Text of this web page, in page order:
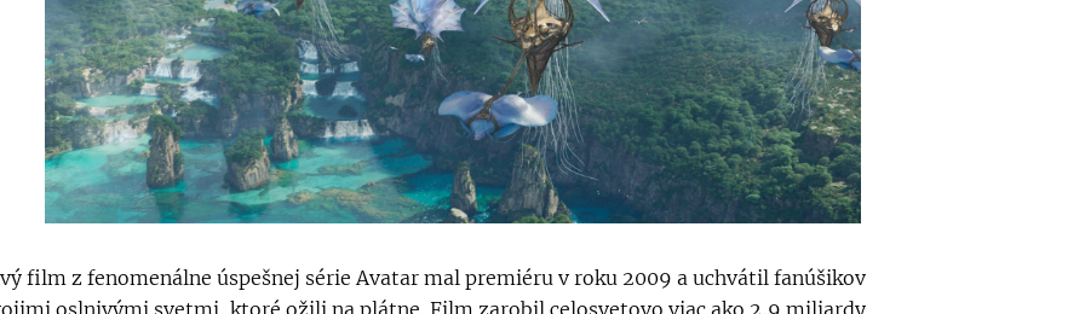
film z fenomenálne úspešnej série Avatar mal premiéru v roku 2009 a uchvátil fanúšikov